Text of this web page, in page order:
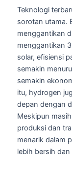
Teknologi
sorotan utama.
menggantikan
menggantikan
solar, efisiensi
semakin
semakin
itu, hydrogen
depan dengan
Meskipun
produksi dan
menarik dalam
lebih bersih dan